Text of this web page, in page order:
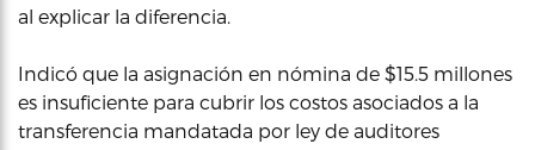
al explicar la diferencia.
Indicó que la asignación en nómina de $15.5 millones
es insuficiente para cubrir los costos asociados a la
transferencia mandatada por ley de auditores